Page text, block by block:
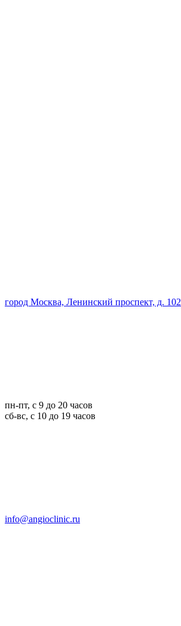
город Москва, Ленинский проспект, д. 102
пн-пт, с 9 до 20 часов
сб-вс, с 10 до 19 часов
info@angioclinic.ru